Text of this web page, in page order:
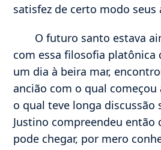
satisfez de certo modo seus
O futuro santo estava
com essa filosofia platônica
um dia à beira mar,
ancião com o qual começou
o qual teve longa discussão
Justino compreendeu então
pode chegar, por mero